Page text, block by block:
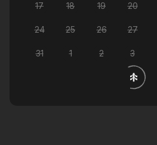
17 18 19 20
24 25 26 27
31 1 2 3